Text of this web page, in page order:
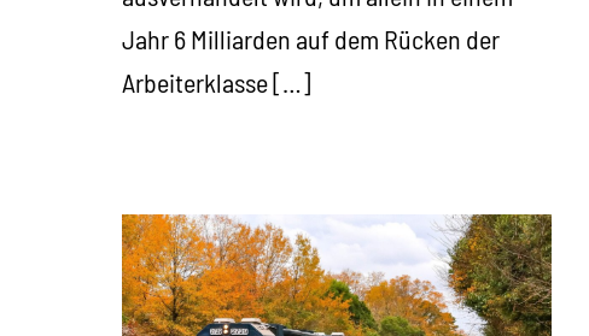
Jahr 6 Milliarden auf dem Rücken der
Arbeiterklasse […]